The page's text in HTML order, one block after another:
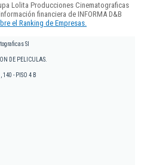
Lolita Producciones Cinematograficas
financiera de INFORMA D&B
el Ranking de Empresas.
Sl
DE PELICULAS.
- PISO 4 B